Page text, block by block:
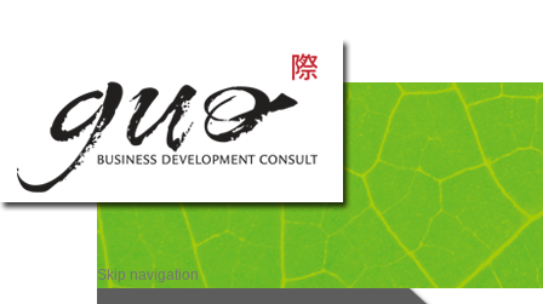
Skip navigation